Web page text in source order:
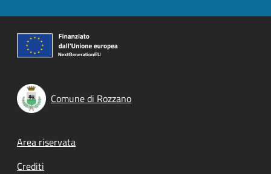
Comune di Rozzano
Footer menu
Area riservata
Crediti